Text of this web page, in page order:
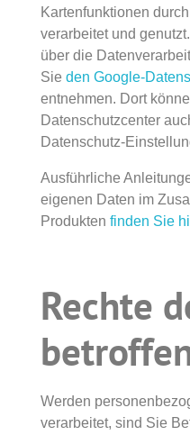
Kartenfunktionen
verarbeitet und
über die
Sie den Google-
entnehmen. Dort
Datenschutzcenter
Datenschutz-
Ausführliche
eigenen Daten im
Produkten finden Sie
Rechte
Werden
verarbeitet, sind Sie